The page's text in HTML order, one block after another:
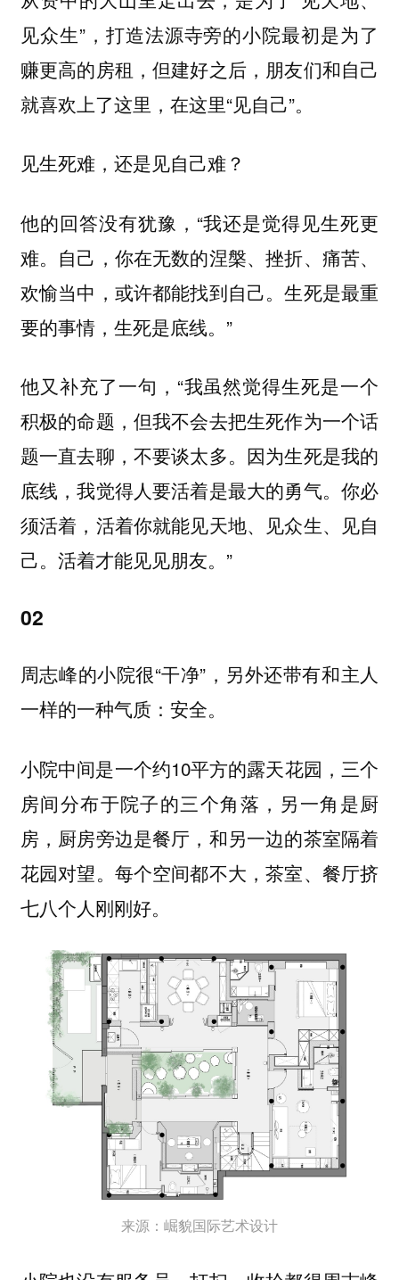
见众生”，打造法源寺旁的小院最初是为了
赚更高的房租，但建好之后，朋友们和自己
就喜欢上了这里，在这里“见自己”。
见生死难，还是见自己难？
他的回答没有犹豫，“我还是觉得见生死更
难。自己，你在无数的涅槃、挫折、痛苦、
欢愉当中，或许都能找到自己。生死是最重
要的事情，生死是底线。”
他又补充了一句，“我虽然觉得生死是一个
积极的命题，但我不会去把生死作为一个话
题一直去聊，不要谈太多。因为生死是我的
底线，我觉得人要活着是最大的勇气。你必
须活着，活着你就能见天地、见众生、见自
己。活着才能见见朋友。”
02
周志峰的小院很“干净”，另外还带有和主人
一样的一种气质：安全。
小院中间是一个约10平方的露天花园，三个
房间分布于院子的三个角落，另一角是厨
房，厨房旁边是餐厅，和另一边的茶室隔着
花园对望。每个空间都不大，茶室、餐厅挤
七八个人刚刚好。
来源：崛貌国际艺术设计